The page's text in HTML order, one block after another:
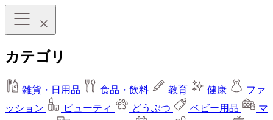
カテゴリ
雑貨・日用品 食品・飲料 教育 健康
ファ
ッション
ビューティ どうぶつ ベビー用品
マ